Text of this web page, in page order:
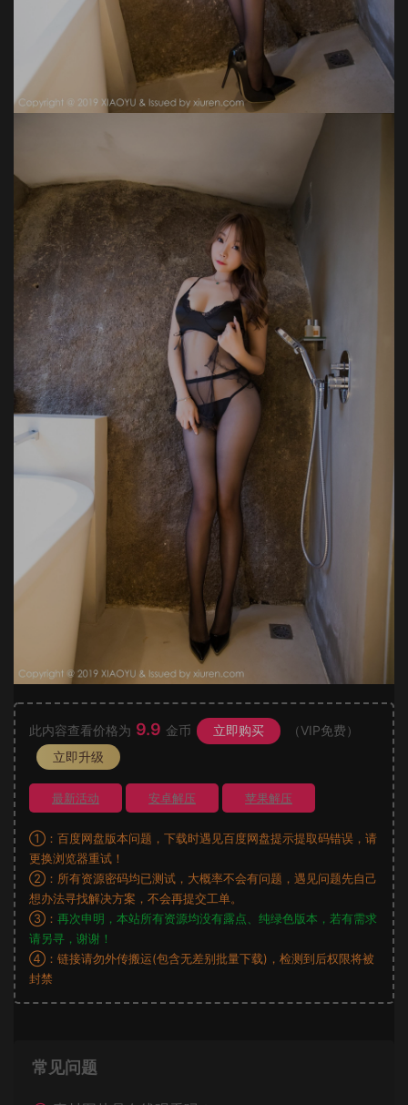
此内容查看价格为 9.9 金币 立即购买
（VIP免费）
立即升级
最新活动 安卓解压 苹果解压
①：百度网盘版本问题，下载时遇见百度网盘提示提取码错误，请
更换浏览器重试！
②：所有资源密码均已测试，大概率不会有问题，遇见问题先自己
想办法寻找解决方案，不会再提交工单。
③： 再次申明，本站所有资源均没有露点、纯绿色版本，若有需求
请另寻，谢谢！
④：链接请勿外传搬运(包含无差别批量下载)，检测到后权限将被
封禁
常见问题